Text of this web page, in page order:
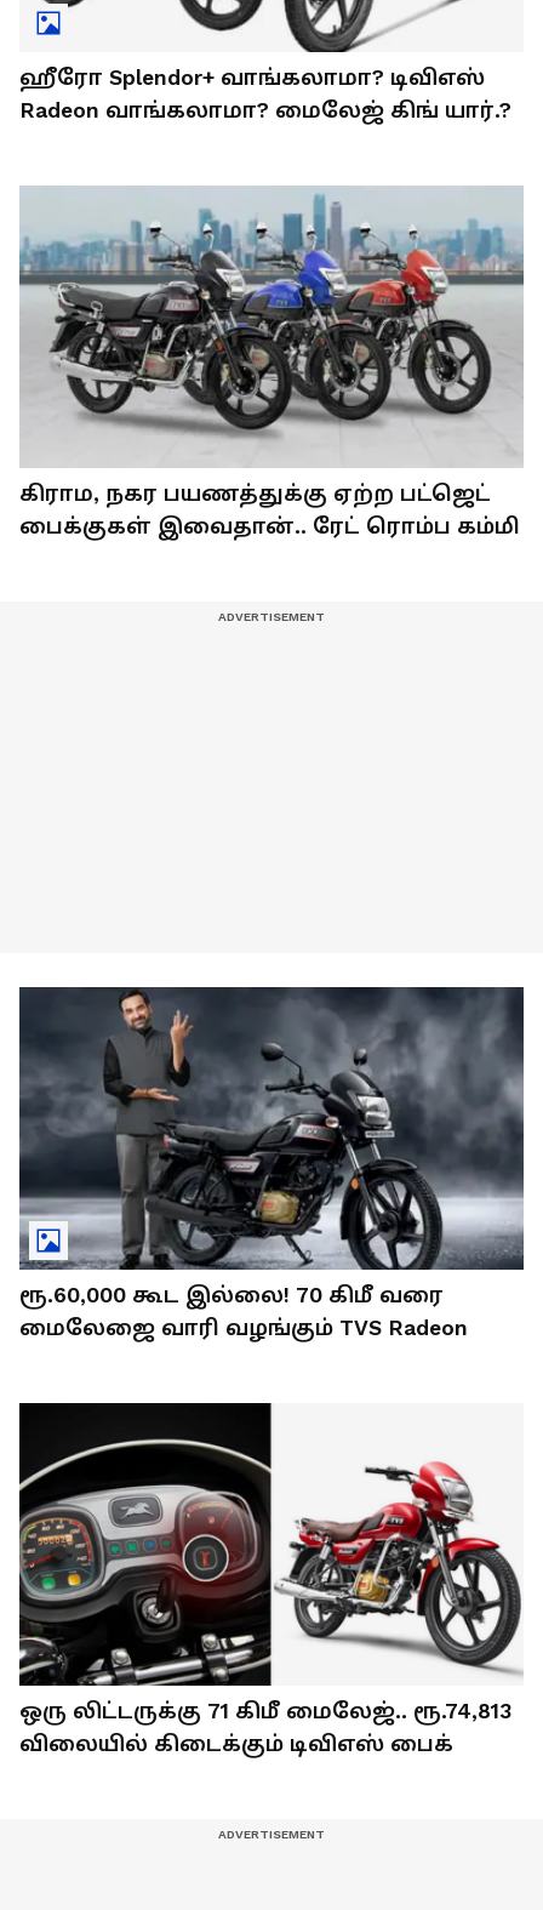
ஹீரோ Splendor+ வாங்கலாமா? டிவிஎஸ்
Radeon வாங்கலாமா? மைலேஜ் கிங் யார்.?
கிராம, நகர பயணத்துக்கு ஏற்ற பட்ஜெட்
பைக்குகள் இவைதான்.. ரேட் ரொம்ப கம்மி
ரூ.60,000 கூட இல்லை! 70 கிமீ வரை
மைலேஜை வாரி வழங்கும் TVS Radeon
ஒரு லிட்டருக்கு 71 கிமீ மைலேஜ்.. ரூ.74,813
விலையில் கிடைக்கும் டிவிஎஸ் பைக்